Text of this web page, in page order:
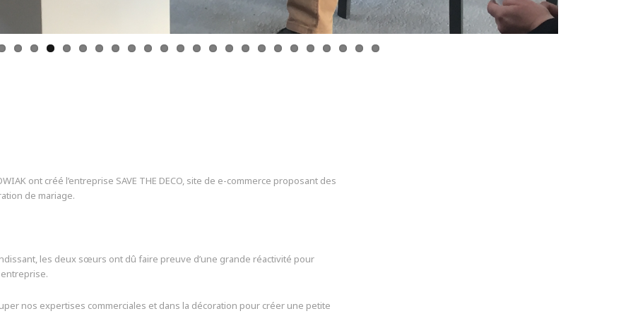
ont créé l’entreprise SAVE THE DECO, site de e-commerce proposant des
de mariage.
les deux sœurs ont dû faire preuve d’une grande réactivité pour
nos expertises commerciales et dans la décoration pour créer une petite